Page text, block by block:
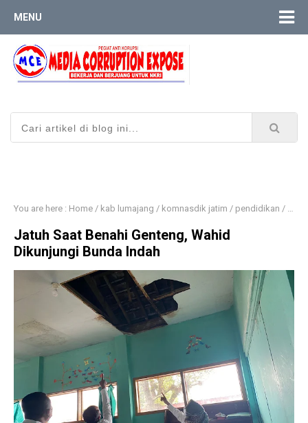
MENU
You are here : Home / kab lumajang / komnasdik jatim / pendidikan /
Jatuh Saat Benahi Genteng, Wahid
Dikunjungi Bunda Indah